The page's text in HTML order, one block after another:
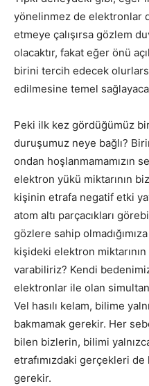
yönelinmez de elektronlar
etmeye çalışırsa gözlem
olacaktır, fakat eğer önü
birini tercih edecek
edilmesine temel
Peki ilk kez gördüğümüz
duruşumuz neye bağlı?
ondan hoşlanmamamızın
elektron yükü miktarının
kişinin etrafa negatif etki
atom altı parçacıkları
gözlere sahip
kişideki elektron miktarının
varabiliriz? Kendi
elektronlar ile olan
Vel hasılı kelam, bilime
bakmamak gerekir. Her
bilen bizlerin, bilimi
etrafımızdaki gerçekleri
gerekir.